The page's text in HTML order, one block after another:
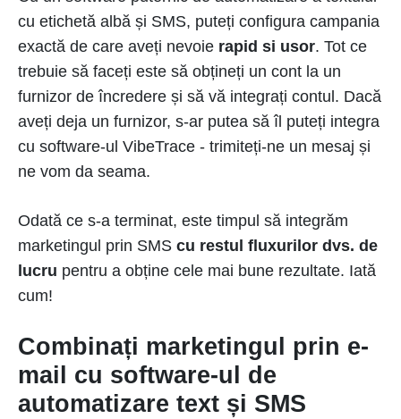
cu etichetă albă și SMS, puteți configura campania
exactă de care aveți nevoie rapid si usor. Tot ce
trebuie să faceți este să obțineți un cont la un
furnizor de încredere și să vă integrați contul. Dacă
aveți deja un furnizor, s-ar putea să îl puteți integra
cu software-ul VibeTrace - trimiteți-ne un mesaj și
ne vom da seama.
Odată ce s-a terminat, este timpul să integrăm
marketingul prin SMS cu restul fluxurilor dvs. de
lucru pentru a obține cele mai bune rezultate. Iată
cum!
Combinați marketingul prin e-
mail cu software-ul de
automatizare text și SMS